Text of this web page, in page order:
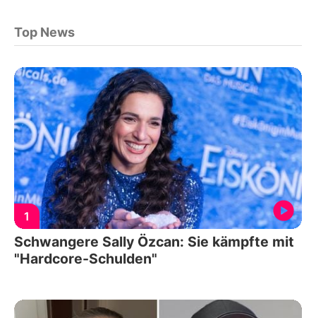
Top News
1
Schwangere Sally Özcan: Sie kämpfte mit
"Hardcore-Schulden"